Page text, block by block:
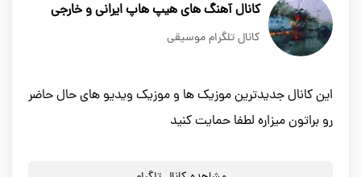
کانال آهنگ های هیپ هاپ ایرانی و خارجی
کانال تلگرام موسیقی
این کانال جدیدترین موزیک ها و موزیک ویدیو های حال حاضر
رو براتون میزاره لطفا حمایت کنید